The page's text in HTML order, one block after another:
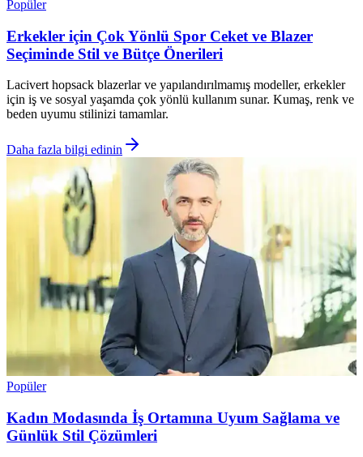
Popüler
Erkekler için Çok Yönlü Spor Ceket ve Blazer
Seçiminde Stil ve Bütçe Önerileri
Lacivert hopsack blazerlar ve yapılandırılmamış modeller, erkekler
için iş ve sosyal yaşamda çok yönlü kullanım sunar. Kumaş, renk ve
beden uyumu stilinizi tamamlar.
Daha fazla bilgi edinin
Popüler
Kadın Modasında İş Ortamına Uyum Sağlama ve
Günlük Stil Çözümleri